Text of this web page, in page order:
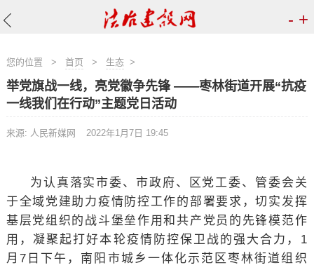
- +
您的位置 > 首页 > 生态>
举党旗战一线，亮党徽争先锋 ——枣林街道开展“抗疫
一线我们在行动”主题党日活动
来源: 人民新媒网 2022年1月7日 19:45
为认真落实市委、市政府、区党工委、管委会关
于全域党建助力疫情防控工作的部署要求，切实发挥
基层党组织的战斗堡垒作用和共产党员的先锋模范作
用，凝聚起打好本轮疫情防控保卫战的强大合力，1
月7日下午，南阳市城乡一体化示范区枣林街道组织